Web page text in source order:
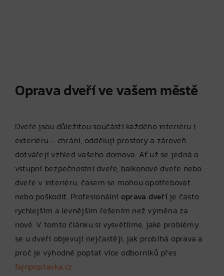
Oprava dveří ve vašem městě
Dveře jsou důležitou součástí každého interiéru i
exteriéru – chrání, oddělují prostory a zároveň
dotvářejí vzhled vašeho domova. Ať už se jedná o
vstupní bezpečnostní dveře, balkonové dveře nebo
dveře v interiéru, časem se mohou opotřebovat
nebo poškodit. Profesionální oprava dveříje často
rychlejším a levnějším řešením než výměna za
nové. V tomto článku si vysvětlíme, jaké problémy
se u dveří objevují nejčastěji, jak probíhá oprava a
proč je výhodné poptat více odborníků přes
fajnpoptavka.cz.